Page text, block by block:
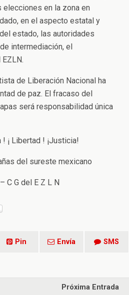
en la zona en
en el aspecto estatal y
estado, las autoridades
intermediación, el
de Liberación Nacional ha
de paz. El fracaso del
será responsabilidad única
! ¡ Libertad ! ¡Justicia!
del sureste mexicano
C G del E Z L N
Pin Envía SMS
Próxima Entrada